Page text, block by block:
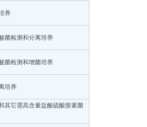
养
菌检测和分离培养
菌检测和增菌培养
培养
其它需高含量盐酸硫酸胺素菌